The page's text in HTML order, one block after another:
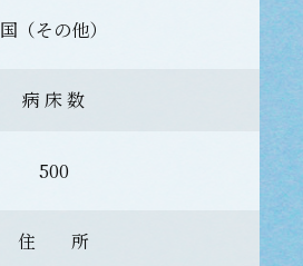
国（その他）
病 床 数
500
住 所